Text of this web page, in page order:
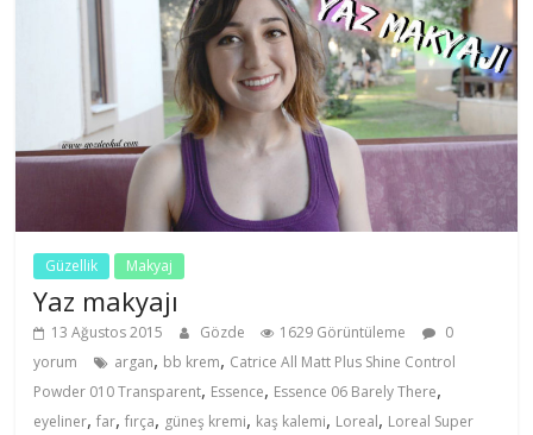
Güzellik Makyaj
Yaz makyajı
13 Ağustos 2015 Gözde 1629 Görüntüleme
0
yorum
argan, bb krem, Catrice All Matt Plus Shine Control
Powder 010 Transparent, Essence, Essence 06 Barely There,
eyeliner,far,fırça, güneş kremi, kaş kalemi, Loreal, Loreal Super